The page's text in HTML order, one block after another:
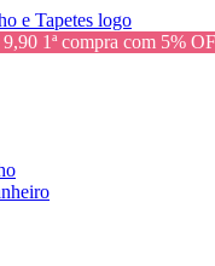
1ª compra com 5%